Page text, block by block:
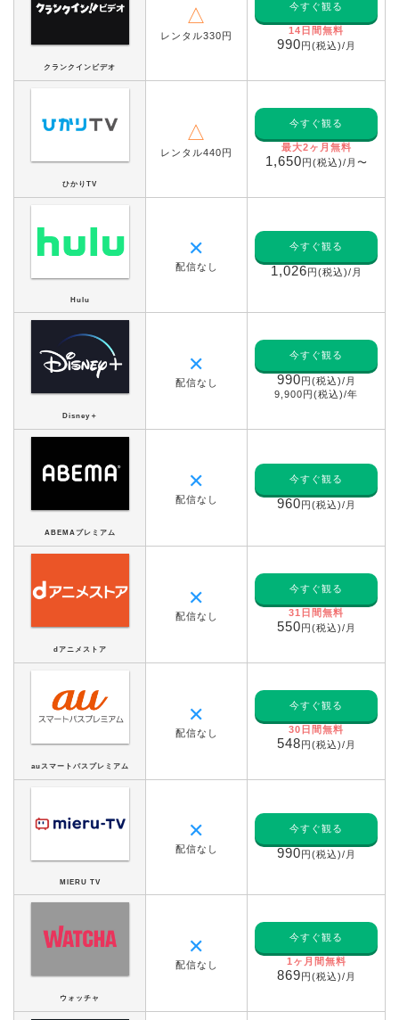
クランクインビデオ
△
レンタル330円
今すぐ観る
14日間無料
990円(税込)/月
ひかりTV
△
レンタル440円
今すぐ観る
最大2ヶ月無料
1,650円(税込)/月〜
Hulu
✕
配信なし
今すぐ観る
1,026円(税込)/月
Disney＋
✕
配信なし
今すぐ観る
990円(税込)/月
9,900円(税込)/年
ABEMAプレミアム
✕
配信なし
今すぐ観る
960円(税込)/月
dアニメストア
✕
配信なし
今すぐ観る
31日間無料
550円(税込)/月
auスマートパスプレミアム
✕
配信なし
今すぐ観る
30日間無料
548円(税込)/月
MIERU TV
✕
配信なし
今すぐ観る
990円(税込)/月
ウォッチャ
✕
配信なし
今すぐ観る
1ヶ月間無料
869円(税込)/月